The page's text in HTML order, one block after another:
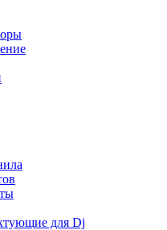
для Dj